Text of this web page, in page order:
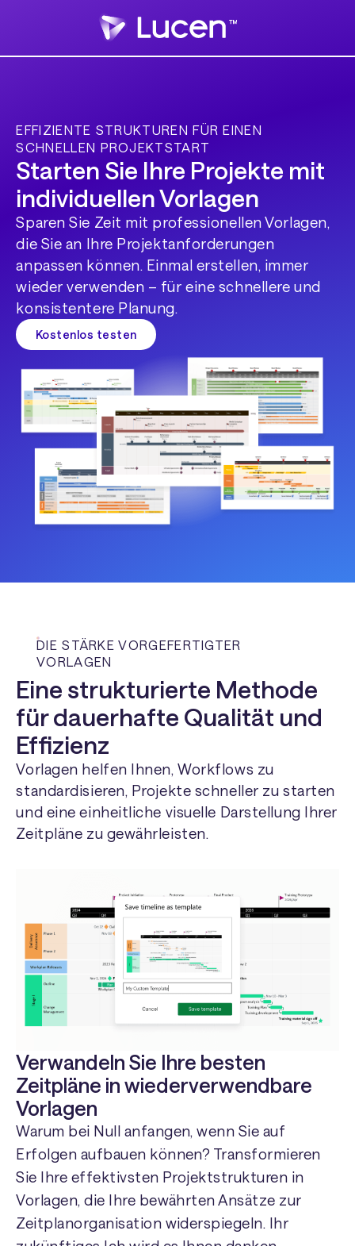
EFFIZIENTE STRUKTUREN FÜR EINEN
SCHNELLEN PROJEKTSTART
Starten Sie Ihre Projekte mit
individuellen Vorlagen
Sparen Sie Zeit mit professionellen Vorlagen,
die Sie an Ihre Projektanforderungen
anpassen können. Einmal erstellen, immer
wieder verwenden – für eine schnellere und
konsistentere Planung.
Kostenlos testen
DIE STÄRKE VORGEFERTIGTER
VORLAGEN
Eine strukturierte Methode
für dauerhafte Qualität und
Effizienz
Vorlagen helfen Ihnen, Workflows zu
standardisieren, Projekte schneller zu starten
und eine einheitliche visuelle Darstellung Ihrer
Zeitpläne zu gewährleisten.
Verwandeln Sie Ihre besten
Zeitpläne in wiederverwendbare
Vorlagen
Warum bei Null anfangen, wenn Sie auf
Erfolgen aufbauen können? Transformieren
Sie Ihre effektivsten Projektstrukturen in
Vorlagen, die Ihre bewährten Ansätze zur
Zeitplanorganisation widerspiegeln. Ihr